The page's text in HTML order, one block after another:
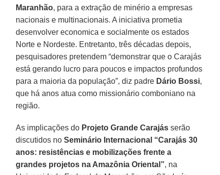
Maranhão, para a extração de minério a empresas
nacionais e multinacionais. A iniciativa prometia
desenvolver economica e socialmente os estados
Norte e Nordeste. Entretanto, três décadas depois,
pesquisadores pretendem “demonstrar que o Carajás
está gerando lucro para poucos e impactos profundos
para a maioria da população”, diz padre Dário Bossi,
que há anos atua como missionário comboniano na
região.
As implicações do Projeto Grande Carajás serão
discutidos noSeminário Internacional “Carajás 30
anos: resistências e mobilizações frente a
grandes projetos na Amazônia Oriental”, na